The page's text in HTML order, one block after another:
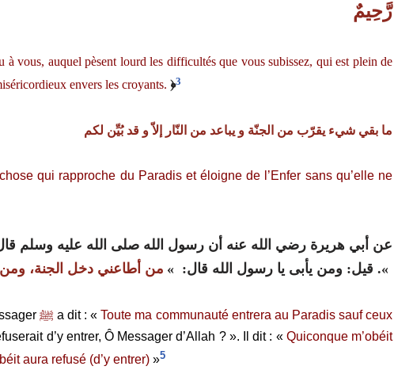
رَّحِيمٌ
à vous, auquel pèsent lourd les difficultés que vous subissez, qui est plein de
envers les croyants. ﴿3
ما بقي شيء يقرّب من الجنّة و يباعد من النّار إلاّ و قد بُيِّن لكم
chose qui rapproche du Paradis et éloigne de l’Enfer sans qu’elle ne
عن أبي هريرة رضي الله عنه أن رسول الله صلى الله عليه وسلم
‏.‏ قيل‏:‏ ومن يأبى يا رسول الله قال‏:‏ ‏ »‏ من أطاعني دخل الجنة، «
ﷺ a dit : «Toute ma communauté entrera au Paradis sauf ceux
d’y entrer, Ô Messager d’Allah ? ». Il dit : « Quiconque m’obéit
aura refusé (d’y entrer) »5